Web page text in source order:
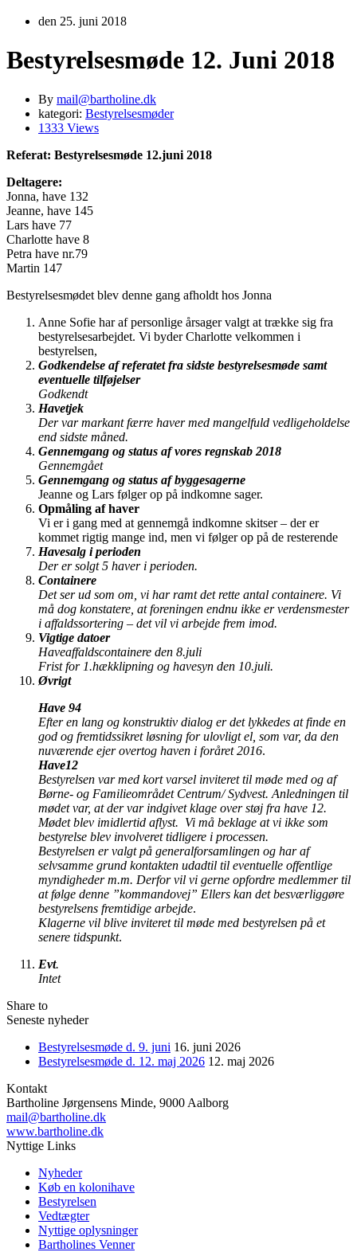
den 25. juni 2018
Bestyrelsesmøde 12. Juni 2018
By mail@bartholine.dk
kategori: Bestyrelsesmøder
1333 Views
Referat: Bestyrelsesmøde 12.juni 2018
Deltagere:
Jonna, have 132
Jeanne, have 145
Lars have 77
Charlotte have 8
Petra have nr.79
Martin 147
Bestyrelsesmødet blev denne gang afholdt hos Jonna
Anne Sofie har af personlige årsager valgt at trække sig fra
bestyrelsesarbejdet. Vi byder Charlotte velkommen i
bestyrelsen,
Godkendelse af referatet fra sidste bestyrelsesmøde samt
eventuelle tilføjelser
Godkendt
Havetjek
Der var markant færre haver med mangelfuld vedligeholdelse
end sidste måned.
Gennemgang og status af vores regnskab 2018
Gennemgået
Gennemgang og status af byggesagerne
Jeanne og Lars følger op på indkomne sager.
Opmåling af haver
Vi er i gang med at gennemgå indkomne skitser – der er
kommet rigtig mange ind, men vi følger op på de resterende
Havesalg i perioden
Der er solgt 5 haver i perioden.
Containere
Det ser ud som om, vi har ramt det rette antal containere. Vi
må dog konstatere, at foreningen endnu ikke er verdensmester
i affaldssortering – det vil vi arbejde frem imod.
Vigtige datoer
Haveaffaldscontainere den 8.juli
Frist for 1.hækklipning og havesyn den 10.juli.
Øvrigt
Have 94
Efter en lang og konstruktiv dialog er det lykkedes at finde en
god og fremtidssikret løsning for ulovligt el, som var, da den
nuværende ejer overtog haven i foråret 2016.
Have12
Bestyrelsen var med kort varsel inviteret til møde med og af
Børne- og Familieområdet Centrum/ Sydvest. Anledningen til
mødet var, at der var indgivet klage over støj fra have 12.
Mødet blev imidlertid aflyst. Vi må beklage at vi ikke som
bestyrelse blev involveret tidligere i processen.
Bestyrelsen er valgt på generalforsamlingen og har af
selvsamme grund kontakten udadtil til eventuelle offentlige
myndigheder m.m. Derfor vil vi gerne opfordre medlemmer til
at følge denne ”kommandovej” Ellers kan det besværliggøre
bestyrelsens fremtidige arbejde.
Klagerne vil blive inviteret til møde med bestyrelsen på et
senere tidspunkt.
Evt.
Intet
Share to
Seneste nyheder
Bestyrelsesmøde d. 9. juni 16. juni 2026
Bestyrelsesmøde d. 12. maj 2026 12. maj 2026
Kontakt
Bartholine Jørgensens Minde, 9000 Aalborg
mail@bartholine.dk
www.bartholine.dk
Nyttige Links
Nyheder
Køb en kolonihave
Bestyrelsen
Vedtægter
Nyttige oplysninger
Bartholines Venner